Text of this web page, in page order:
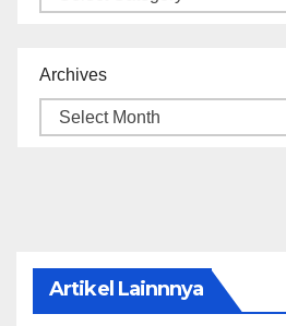
Archives
Artikel Lainnnya